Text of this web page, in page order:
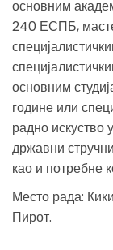
основним
240 ЕСПБ,
основним
године или
радно искуство
државни
као и потребне
Место рада:
Пирот.